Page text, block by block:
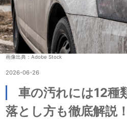
画像出典：Adobe Stock
2026-06-26
車の汚れには12種
落とし方も徹底解説！